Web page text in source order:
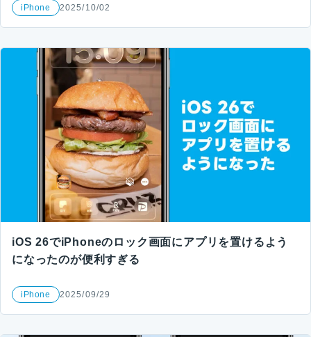
iPhone 2025/10/02
iOS 26でiPhoneのロック画面にアプリを置けるよう
になったのが便利すぎる
iPhone 2025/09/29